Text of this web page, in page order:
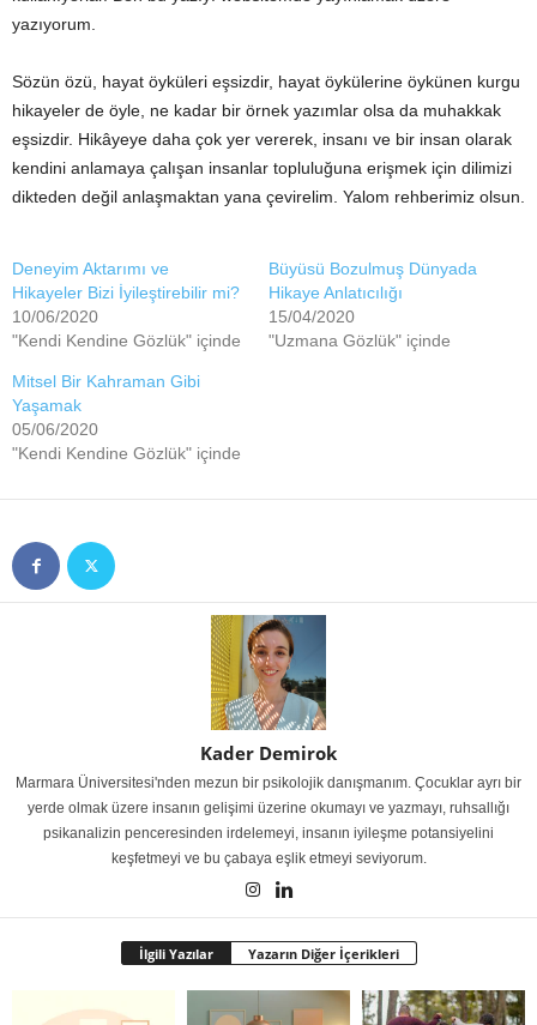
yazıyorum.
Sözün özü, hayat öyküleri eşsizdir, hayat öykülerine öykünen kurgu
hikayeler de öyle, ne kadar bir örnek yazımlar olsa da muhakkak
eşsizdir. Hikâyeye daha çok yer vererek, insanı ve bir insan olarak
kendini anlamaya çalışan insanlar topluluğuna erişmek için dilimizi
dikteden değil anlaşmaktan yana çevirelim. Yalom rehberimiz olsun.
Deneyim Aktarımı ve
Hikayeler Bizi İyileştirebilir mi?
10/06/2020
"Kendi Kendine Gözlük" içinde
Büyüsü Bozulmuş Dünyada
Hikaye Anlatıcılığı
15/04/2020
"Uzmana Gözlük" içinde
Mitsel Bir Kahraman Gibi
Yaşamak
05/06/2020
"Kendi Kendine Gözlük" içinde
Kader Demirok
Marmara Üniversitesi'nden mezun bir psikolojik danışmanım. Çocuklar ayrı bir
yerde olmak üzere insanın gelişimi üzerine okumayı ve yazmayı, ruhsallığı
psikanalizin penceresinden irdelemeyi, insanın iyileşme potansiyelini
keşfetmeyi ve bu çabaya eşlik etmeyi seviyorum.
İlgili Yazılar Yazarın Diğer İçerikleri